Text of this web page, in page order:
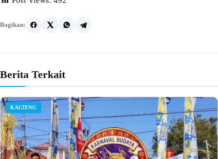
Bagikan:
Berita Terkait
KALTENG